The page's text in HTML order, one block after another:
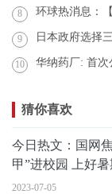
8 环球热消息：【
9 日本政府选择三
10 华纳药厂: 首
猜你喜欢
今日热文：国网
甲”进校园 上好
2023-07-05